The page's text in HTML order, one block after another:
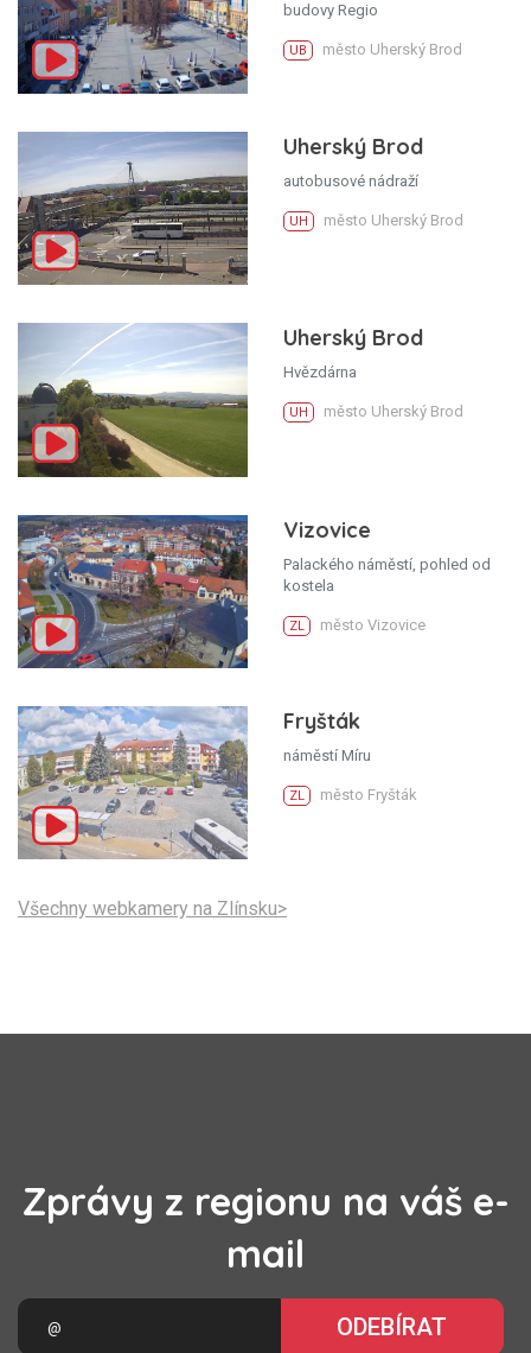
budovy Regio
UB město Uherský Brod
Uherský Brod
autobusové nádraží
UH město Uherský Brod
Uherský Brod
Hvězdárna
UH město Uherský Brod
Vizovice
Palackého náměstí, pohled od
kostela
ZL město Vizovice
Fryšták
náměstí Míru
ZL město Fryšták
Všechny webkamery na Zlínsku>
Zprávy z regionu na váš e-
mail
ODEBÍRAT